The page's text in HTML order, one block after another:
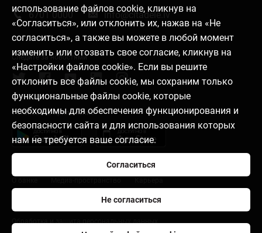
использование файлов cookie, кликнув на
«Согласиться», или отклонить их, нажав на «Не
согласиться», а также вы можете в любой момент
изменить или отозвать свое согласие, кликнув на
«Настройки файлов cookie». Если вы решите
отклонить все файлы cookie, мы сохраним только
функциональные файлы cookie, которые
необходимы для обеспечения функционирования и
безопасности сайта и для использования которых
нам не требуется ваше согласие.
Согласиться
Не согласиться
6701 0000 info@citadele.lv
Следите за новостями
Установить приложение
Настройки файлов cookie